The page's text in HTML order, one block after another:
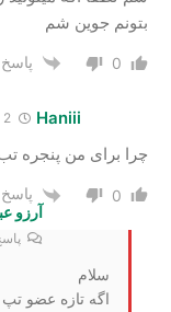
بتونم جوین شم
0 پاسخ
Haniii
چرا برای من پنجره
0
پاسخ
آرزو
سلام
اگه تازه عضو